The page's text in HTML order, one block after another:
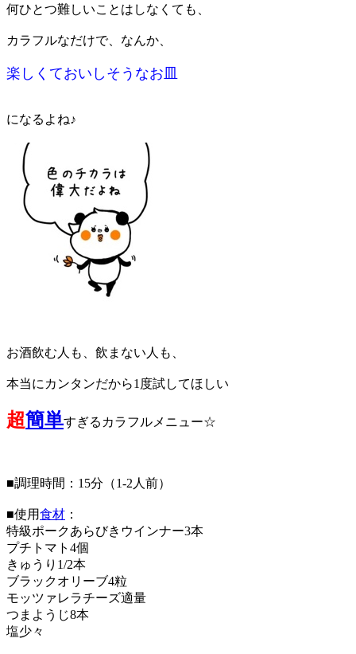
何ひとつ難しいことはしなくても、
カラフルなだけで、なんか、
楽しくておいしそうなお皿
になるよね♪
お酒飲む人も、飲まない人も、
本当にカンタンだから1度試してほしい
超簡単すぎるカラフルメニュー☆
■調理時間：15分（1-2人前）
■使用食材 ：
特級ポークあらびきウインナー3本
プチトマト4個
きゅうり1/2本
ブラックオリーブ4粒
モッツァレラチーズ適量
つまようじ8本
塩少々